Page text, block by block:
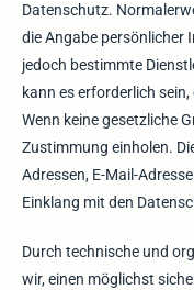
Datenschutz.
die Angabe persönlicher
jedoch bestimmte
kann es erforderlich
Wenn keine gesetzliche
Zustimmung einholen.
Adressen, E-Mail-
Einklang mit den
Durch technische und
wir, einen möglichst